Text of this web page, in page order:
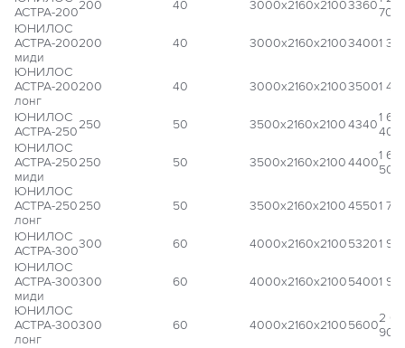
АСТРА-200200 40 3000x2160x21003360700
ЮНИЛОС
АСТРА-200
миди
200 40 3000x2160x210034001
ЮНИЛОС
АСТРА-200
лонг
200 40 3000x2160x210035001
ЮНИЛОС
АСТРА-250250 50 3500x2160x210043401
400
ЮНИЛОС
АСТРА-250
миди
250 50 3500x2160x210044001
500
ЮНИЛОС
АСТРА-250
лонг
250 50 3500x2160x210045501
ЮНИЛОС
АСТРА-300300 60 4000x2160x210053201
ЮНИЛОС
АСТРА-300
миди
300 60 4000x2160x210054001
ЮНИЛОС
АСТРА-300
лонг
300 60 4000x2160x210056002
900